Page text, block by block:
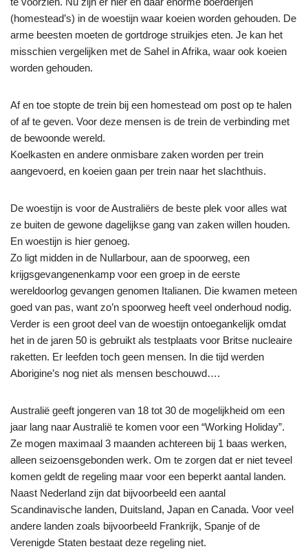
(homestead’s) in de woestijn waar koeien worden gehouden. De
arme beesten moeten de gortdroge struikjes eten. Je kan het
misschien vergelijken met de Sahel in Afrika, waar ook koeien
worden gehouden.
Af en toe stopte de trein bij een homestead om post op te halen
of af te geven. Voor deze mensen is de trein de verbinding met
de bewoonde wereld.
Koelkasten en andere onmisbare zaken worden per trein
aangevoerd, en koeien gaan per trein naar het slachthuis.
De woestijn is voor de Australiërs de beste plek voor alles wat
ze buiten de gewone dagelijkse gang van zaken willen houden.
En woestijn is hier genoeg.
Zo ligt midden in de Nullarbour, aan de spoorweg, een
krijgsgevangenenkamp voor een groep in de eerste
wereldoorlog gevangen genomen Italianen. Die kwamen meteen
goed van pas, want zo’n spoorweg heeft veel onderhoud nodig.
Verder is een groot deel van de woestijn ontoegankelijk omdat
het in de jaren 50 is gebruikt als testplaats voor Britse nucleaire
raketten. Er leefden toch geen mensen. In die tijd werden
Aborigine’s nog niet als mensen beschouwd….
Australië geeft jongeren van 18 tot 30 de mogelijkheid om een
jaar lang naar Australië te komen voor een “Working Holiday”.
Ze mogen maximaal 3 maanden achtereen bij 1 baas werken,
alleen seizoensgebonden werk. Om te zorgen dat er niet teveel
komen geldt de regeling maar voor een beperkt aantal landen.
Naast Nederland zijn dat bijvoorbeeld een aantal
Scandinavische landen, Duitsland, Japan en Canada. Voor veel
andere landen zoals bijvoorbeeld Frankrijk, Spanje of de
Verenigde Staten bestaat deze regeling niet.